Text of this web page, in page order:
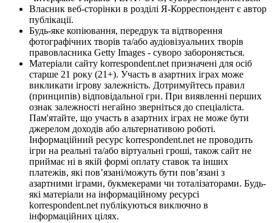
Власник веб-сторінки в розділі Я-Корреспондент є автор
публікації.
Будь-яке копіювання, передрук та відтворення
фотографічних творів та/або аудіовізуальних творів
правовласника Getty Images - суворо забороняється.
Матеріали сайту korrespondent.net призначені для осіб
старше 21 року (21+). Участь в азартних іграх може
викликати ігрову залежність. Дотримуйтесь правил
(принципів) відповідальної гри. При виявленні перших
ознак залежності негайно зверніться до спеціаліста.
Пам'ятайте, що участь в азартних іграх не може бути
джерелом доходів або альтернативою роботі.
Інформаційний ресурс korrespondent.net не проводить
ігри на реальні та/або віртуальні гроші, також сайт не
приймає ні в якій формі оплату ставок та інших
платежів, які пов’язані/можуть бути пов’язані з
азартними іграми, букмекерами чи тоталізаторами. Будь-
які матеріали на інформаційному ресурсі
korrespondent.net публікуються виключно в
інформаційних цілях.